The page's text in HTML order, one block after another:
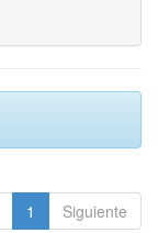
1 Siguiente